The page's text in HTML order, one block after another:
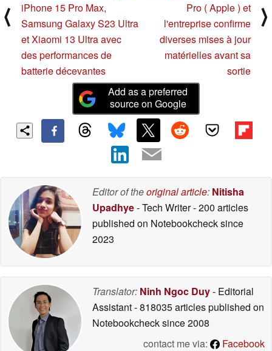
⟨
iPhone 15 Pro Max,
Samsung Galaxy S23 Ultra
et Xiaomi 13 Ultra avec
des performances de
batterie décevantes
Pro ( Apple ) et
l'entreprise confirme
diverses mises à jour
matérielles avant sa
sortie
⟩
Add as a preferred
source on Google
Editor of theoriginal article: Nitisha
Upadhye- Tech Writer- 200 articles
published on Notebookchecksince
2023
Translator: Ninh Ngoc Duy- Editorial
Assistant- 818035 articles published on
Notebookchecksince 2008
contact me via:
Facebook